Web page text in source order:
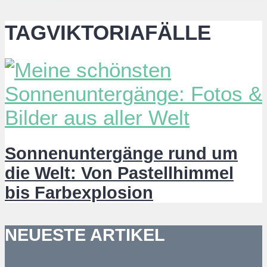
TAGVIKTORIAFÄLLE
Sonnenuntergänge rund um
die Welt: Von Pastellhimmel
bis Farbexplosion
NEUESTE ARTIKEL